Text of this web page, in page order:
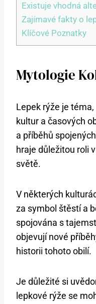
Existuje vhodná
Zajímavé fakty o
Klíčové Poznatky
Mytologie
Lepek rýže je
kultur a časových
a příběhů
hraje důležitou roli
světě.
V některých
za symbol štěstí a
spojována s
objevují nové
historii tohoto obilí.
Je důležité si
lepkové rýže se